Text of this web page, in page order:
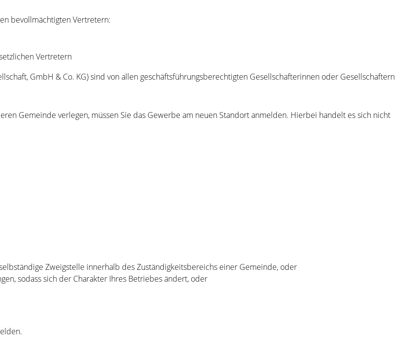
bevollmächtigten Vertretern:
Vertretern
GmbH & Co. KG) sind von allen geschäftsführungsberechtigten Gesellschafterinnen oder Gesellschaftern
Gemeinde verlegen, müssen Sie das Gewerbe am neuen Standort anmelden. Hierbei handelt es sich nicht
Zweigstelle innerhalb des Zuständigkeitsbereichs einer Gemeinde, oder
sodass sich der Charakter Ihres Betriebes ändert, oder